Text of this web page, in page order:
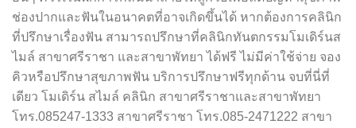
ช่องปากและฟันในอนาคตที่อาจเกิดขึ้นได้ หากต้องการคลินิก
ที่ปรึกษาเรื่องฟัน สามารถปรึกษาที่คลินิกทันตกรรมโมเดิร์นส
ไมล์ สาขาศรีราชา และสาขาพัทยา ได้ฟรี ไม่มีค่าใช้จ่าย จอง
คิวหรือปรึกษาสุขภาพฟัน บริการปรึกษาฟรีทุกด้าน จบที่นี่ที่
เดียว โมเดิร์น สไมล์ คลินิก สาขาศรีราชาและสาขาพัทยา
โทร.085247-1333 สาขาศรีราชา โทร.085-2471222 สาขา